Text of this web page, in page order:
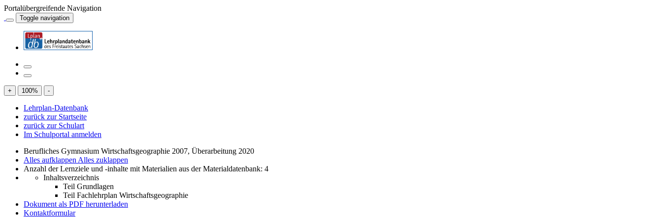
Portalübergreifende Navigation
Toggle navigation
+ 100% -
Lehrplan-Datenbank
zurück zur Startseite
zurück zur Schulart
Im Schulportal anmelden
Berufliches Gymnasium Wirtschaftsgeographie 2007, Überarbeitung 2020
Alles aufklappen Alles zuklappen
Anzahl der Lernziele und -inhalte mit Materialien aus der Materialdatenbank: 4
Inhaltsverzeichnis
Teil Grundlagen
Teil Fachlehrplan Wirtschaftsgeographie
Dokument als PDF herunterladen
Kontaktformular